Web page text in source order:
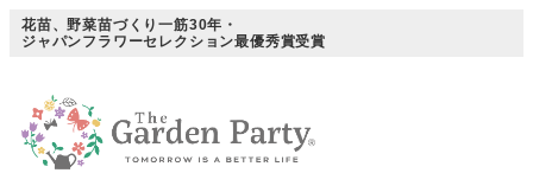
メ花苗、野菜苗づくり一筋30年・
ジャパンフラワーセレクション最優秀賞受賞